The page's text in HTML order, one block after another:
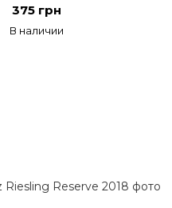
375 грн
В наличии